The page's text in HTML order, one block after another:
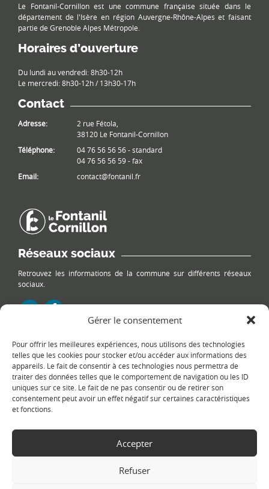
Gérer le consentement
Pour offrir les meilleures expériences, nous utilisons des technologies
telles que les cookies pour stocker et/ou accéder aux informations des
appareils. Le fait de consentir à ces technologies nous permettra de
traiter des données telles que le comportement de navigation ou les ID
uniques sur ce site. Le fait de ne pas consentir ou de retirer son
consentement peut avoir un effet négatif sur certaines caractéristiques
et fonctions.
Accepter
Refuser
Le Fontanil-Cornillon est une commune française située dans le
département de l'Isère en région Auvergne-Rhône-Alpes et faisant
partie de Grenoble Alpes Métropole.
Horaires d’ouverture
Du lundi au vendredi: 8h30-12h
Le mercredi: 8h30-12h / 13h30-17h
Contact
Adresse:
2 rue Fétola,
38120 Le Fontanil-Cornillon
Téléphone:
04 76 56 56 56 - standard
04 76 56 56 59 - fax
Email:
contact@fontanil.fr
Réseaux sociaux
Retrouvez les informations de la commune sur différents réseaux
sociaux.
Le plan du site
Copyright Ⓒ
Politique de
- Réalisation :Sukellos - Agence web WordPress -